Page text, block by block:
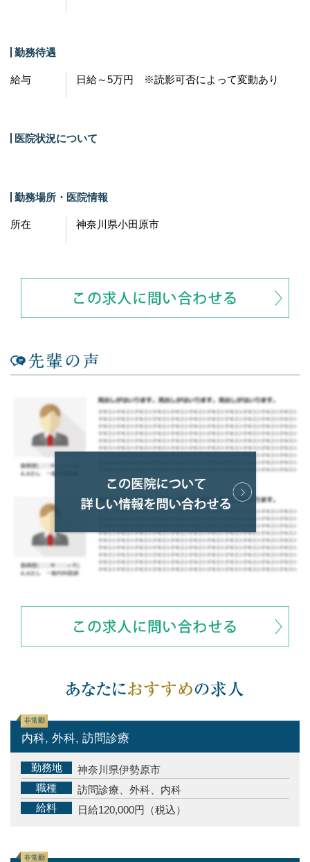
勤務待遇
給与 日給～5万円 ※読影可否によって変動あり
医院状況について
勤務場所・医院情報
所在 神奈川県小田原市
非常勤
内科, 外科, 訪問診療
勤務地
神奈川県伊勢原市
職種
訪問診療、外科、内科
給料
日給120,000円（税込）
非常勤